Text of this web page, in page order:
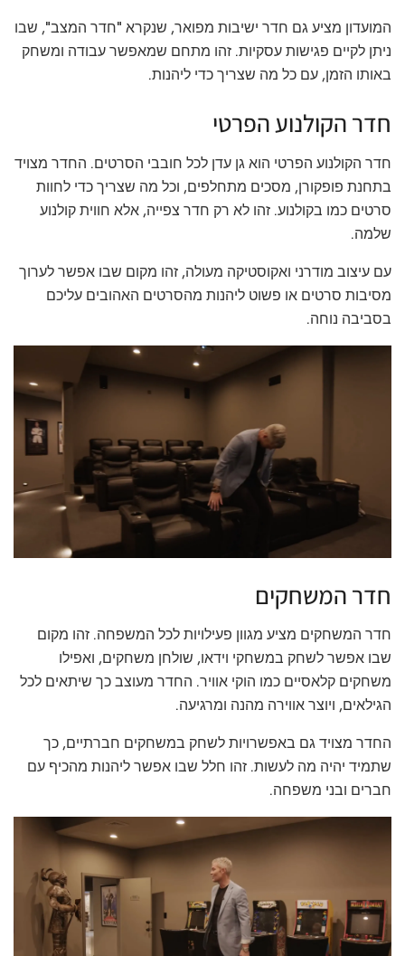
המועדון מציע גם חדר ישיבות מפואר, שנקרא "חדר המצב", שבו
ניתן לקיים פגישות עסקיות. זהו מתחם שמאפשר עבודה ומשחק
באותו הזמן, עם כל מה שצריך כדי ליהנות.
חדר הקולנוע הפרטי
חדר הקולנוע הפרטי הוא גן עדן לכל חובבי הסרטים. החדר מצויד
בתחנת פופקורן, מסכים מתחלפים, וכל מה שצריך כדי לחוות
סרטים כמו בקולנוע. זהו לא רק חדר צפייה, אלא חווית קולנוע
שלמה.
עם עיצוב מודרני ואקוסטיקה מעולה, זהו מקום שבו אפשר לערוך
מסיבות סרטים או פשוט ליהנות מהסרטים האהובים עליכם
בסביבה נוחה.
חדר המשחקים
חדר המשחקים מציע מגוון פעילויות לכל המשפחה. זהו מקום
שבו אפשר לשחק במשחקי וידאו, שולחן משחקים, ואפילו
משחקים קלאסיים כמו הוקי אוויר. החדר מעוצב כך שיתאים לכל
הגילאים, ויוצר אווירה מהנה ומרגיעה.
החדר מצויד גם באפשרויות לשחק במשחקים חברתיים, כך
שתמיד יהיה מה לעשות. זהו חלל שבו אפשר ליהנות מהכיף עם
חברים ובני משפחה.